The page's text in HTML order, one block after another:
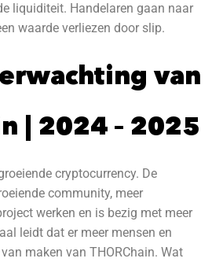
liquiditeit. Handelaren gaan naar
waarde verliezen door slip.
van
| 2024 – 2025
cryptocurrency. De
community, meer
werken en is bezig met meer
leidt dat er meer mensen en
maken van THORChain. Wat